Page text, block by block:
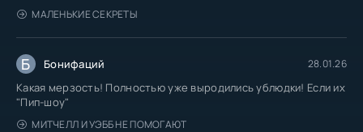
МАЛЕНЬКИЕ СЕКРЕТЫ
Б Бонифаций 28.01.26
Какая мерзость! Полностью уже выродились ублюдки! Если их
"Пип-шоу"
МИТЧЕЛЛ И УЭББ НЕ ПОМОГАЮТ